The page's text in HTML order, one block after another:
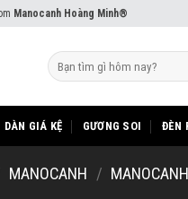
Manocanh Hoàng Minh®
Tìm
kiếm:
DÀN GIÁ KỆ GƯƠNG SOI ĐÈN
MANOCANH /